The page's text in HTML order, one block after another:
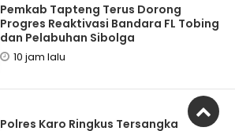
Pemkab Tapteng Terus Dorong
Progres Reaktivasi Bandara FL Tobing
dan Pelabuhan Sibolga
10 jam lalu
Polres Karo Ringkus Tersangka